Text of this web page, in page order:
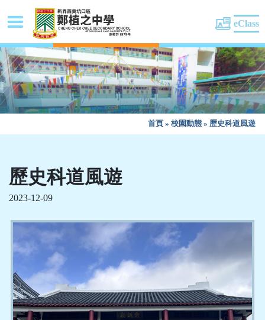
eClass
首頁 » 校園動態 » 歷史科道風遊
歷史科道風遊
2023-12-09